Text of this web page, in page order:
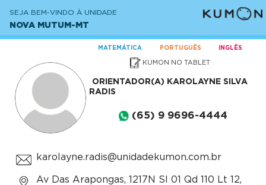
SEJA BEM-VINDO À UNIDADE
NOVA MUTUM-MT
MATEMÁTICA PORTUGUÊS INGLÊS
KUMON NO TABLET
ORIENTADOR(A) KAROLAYNE SILVA
RADIS
(65) 9 9696-4444
karolayne.radis@unidadekumon.com.br
Av Das Arapongas, 1217N Sl 01 Qd 110 Lt 12,